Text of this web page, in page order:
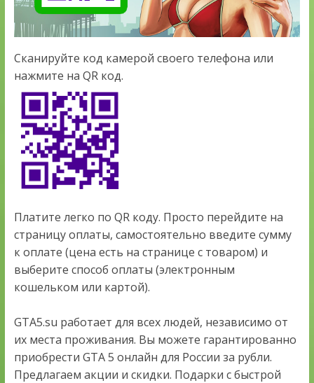
Сканируйте код камерой своего телефона или
нажмите на QR код.
Платите легко по QR коду. Просто перейдите на
страницу оплаты, самостоятельно введите сумму
к оплате (цена есть на странице с товаром) и
выберите способ оплаты (электронным
кошельком или картой).
GTA5.su работает для всех людей, независимо от
их места проживания. Вы можете гарантированно
приобрести GTA 5 онлайн для России за рубли.
Предлагаем акции и скидки. Подарки с быстрой